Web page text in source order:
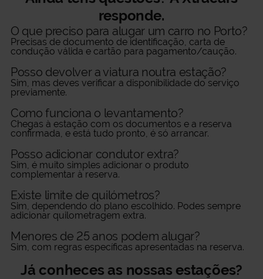
responde.
O que preciso para alugar um carro no Porto?
Precisas de documento de identificação, carta de
condução válida e cartão para pagamento/caução.
Posso devolver a viatura noutra estação?
Sim, mas deves verificar a disponibilidade do serviço
previamente.
Como funciona o levantamento?
Chegas à estação com os documentos e a reserva
confirmada, e está tudo pronto, é só arrancar.
Posso adicionar condutor extra?
Sim, é muito simples adicionar o produto
complementar à reserva.
Existe limite de quilómetros?
Sim, dependendo do plano escolhido. Podes sempre
adicionar quilometragem extra.
Menores de 25 anos podem alugar?
Sim, com regras específicas apresentadas na reserva.
Já conheces as nossas estações?